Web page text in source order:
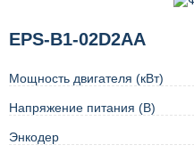
EPS-B1-02D2AA
Мощность двигателя (кВт)
Напряжение питания (В)
Энкодер